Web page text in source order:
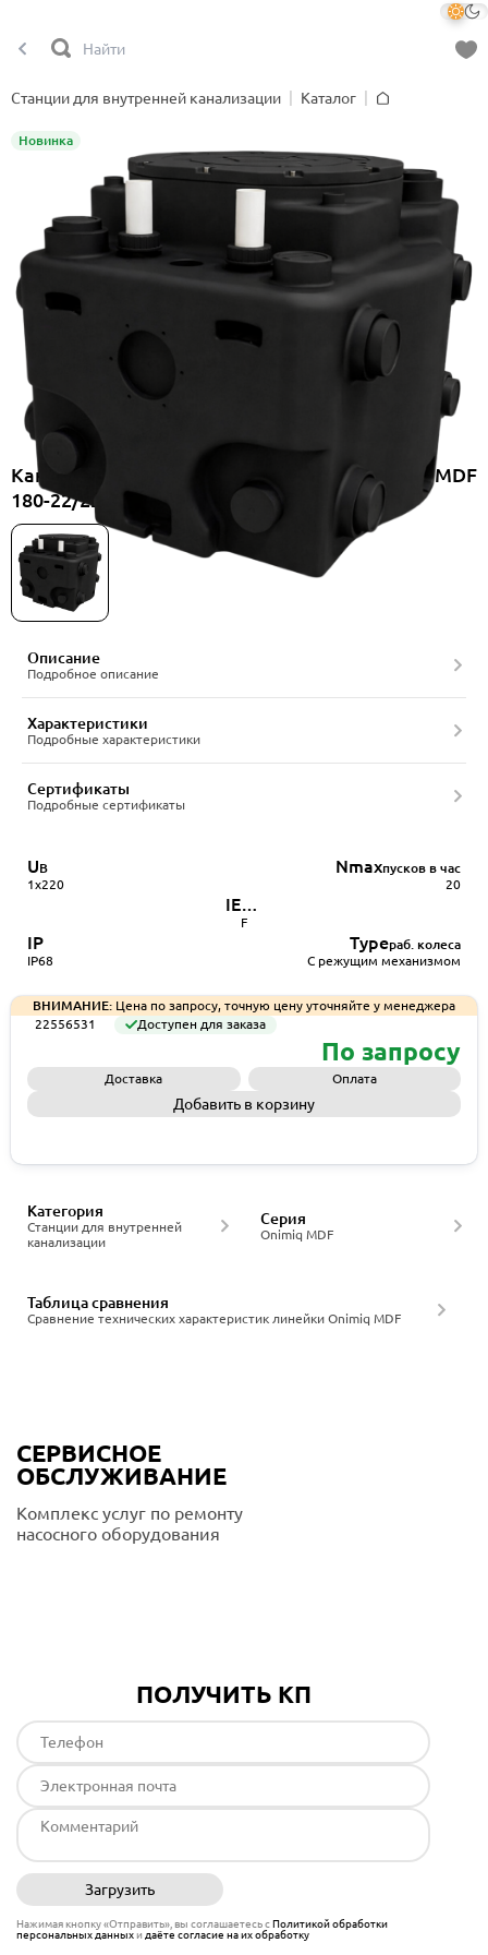
Станции для внутренней канализации
Каталог
Канализационная насосная станция Onimiq MDF
180-22/220-1BCC-50/4A, артикул 22556531
Новинка
Описание
Подробное описание
Характеристики
Подробные характеристики
Сертификаты
Подробные сертификаты
UВ
1x220
Nmaxпусков в час
20
IP
IP68
Typeраб. колеса
С режущим механизмом
IEC85
F
ВНИМАНИЕ: Цена по запросу, точную цену уточняйте у менеджера
22556531
Доступен для заказа
По запросу
Доставка Оплата
Добавить в корзину
Станции для внутренней
канализации
Категория
Onimiq MDF
Серия
Сравнение технических характеристик линейки Onimiq MDF
Таблица сравнения
СЕРВИСНОЕ
ОБСЛУЖИВАНИЕ
Комплекс услуг по ремонту
насосного оборудования
ПОЛУЧИТЬ КП
Загрузить
Нажимая кнопку «Отправить», вы соглашаетесь сПолитикой обработки
персональных данныхи даёте согласие на их обработку